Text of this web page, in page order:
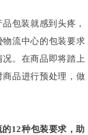
包装就感到头疼，
流中心的包装要求
。在商品即将踏上
品进行预处理，做
12种包装要求，助